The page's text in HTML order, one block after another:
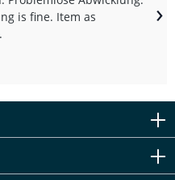
is fine. Item as
›